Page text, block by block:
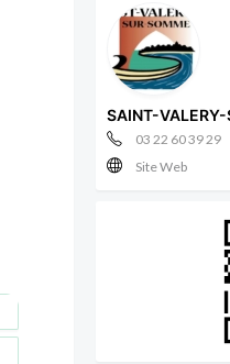
SAINT-
03 22 60 39 29
Site Web